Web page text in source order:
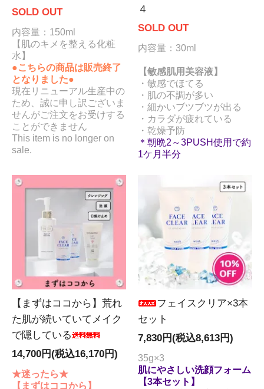
SOLD OUT
内容量：150ml
【肌のキメを整える化粧
水】
●こちらの商品は販売終了
となりました●
現在リニューアル生産中の
ため、誠に申し訳ございま
せんがご注文をお受けする
ことができません
This item is no longer on
sale.
４
SOLD OUT
内容量：30ml
【敏感肌用美容液】
・敏感でほてる
・肌の不調が多い
・細かいブツブツが出る
・カラダが疲れている
・乾燥予防
＊朝晩2～3PUSH使用で約
1ケ月半分
【まずはココから】荒れ
た肌が続いていてメイク
で隠している
14,700円(税込16,170円)
★迷ったら★
【まずはココから】
フェイスクリア×3本
セット
7,830円(税込8,613円)
35g×3
肌にやさしい洗顔フォーム
【3本セット】